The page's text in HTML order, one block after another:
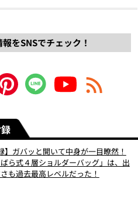
をSNSでチェック！
】ガバッと開いて中身が一目瞭然！
ら式４層ショルダーバッグ」は、出
も過去最高レベルだった！